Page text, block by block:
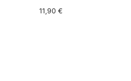
11,90 €